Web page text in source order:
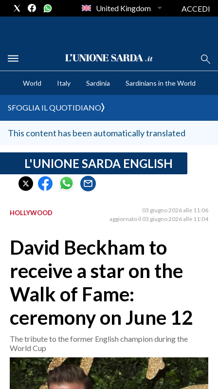
CRONACA SARDEGNA
CAGLIARI
SULCIS IGLESIENTE
MEDIO CAMPIDANO
SASSARI E PROVINCIA
GALLURA
NUORO E PROVINCIA
AGENDA
CRONACA
ITALIA
MONDO
POLITICA
ECONOMIA
SERVIZI ALLE IMPRESE
LAVORO
BANDI
United Kingdom ACCEDI
World Italy Sardinia Sardinians in the World
SFOGLIA IL QUOTIDIANO
This content has been automatically translated
L'UNIONE SARDA ENGLISH
HOLLYWOOD
03 giugno 2026 alle 11:06
aggiornato il 03 giugno 2026 alle 11:04
David Beckham to
receive a star on the
Walk of Fame:
ceremony on June 12
The tribute to the former English champion during the
World Cup